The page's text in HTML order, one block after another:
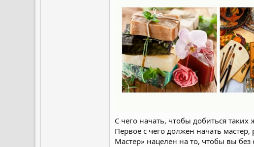
С чего начать, чтобы добиться
Первое с чего должен начать
Мастер» нацелен на то, чтобы вы